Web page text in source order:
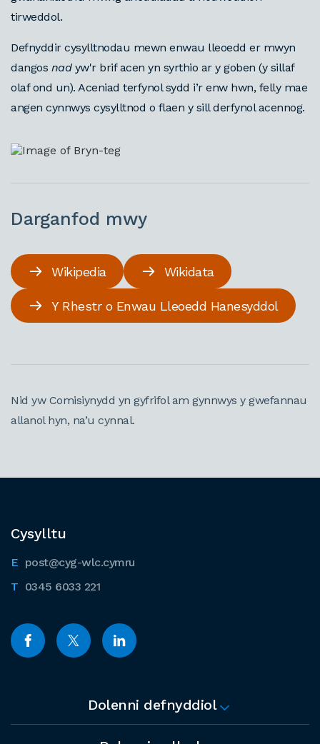
tirweddol.
Defnyddir cysylltnodau mewn enwau lleoedd er mwyn
dangos nadyw'r brif acen yn syrthio ar y goben (y sillaf
olaf ond un). Aceniad terfynol sydd i’r enw hwn, felly mae
angen cynnwys cysylltnod o flaen y sill derfynol acennog.
Darganfod mwy
Wikipedia Wikidata
Y Rhestr o Enwau Lleoedd Hanesyddol
Nid yw Comisiynydd yn gyfrifol am gynnwys y gwefannau
allanol hyn, na’u cynnal.
Cysylltu
post@cyg-wlc.cymru
0345 6033 221
Dolenni defnyddiol